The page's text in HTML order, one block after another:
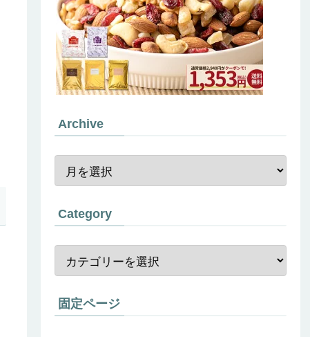
Archive
Category
固定ページ